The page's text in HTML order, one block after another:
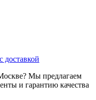
доставкой
Мы предлагаем
и гарантию качества